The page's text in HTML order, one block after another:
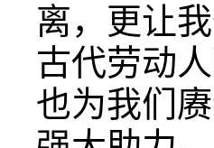
离，更让
古代劳动
也为我们